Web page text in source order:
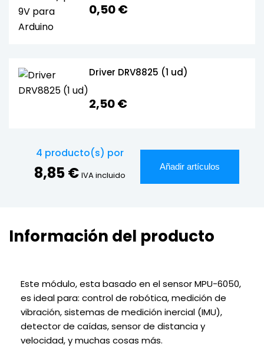
0,50 €
Driver DRV8825 (1 ud)
2,50 €
4 producto(s) por
8,85 € IVA incluido
Añadir artículos
Información del producto
Este módulo, esta basado en el sensor MPU-6050,
es ideal para: control de robótica, medición de
vibración, sistemas de medición inercial (IMU),
detector de caídas, sensor de distancia y
velocidad, y muchas cosas más.